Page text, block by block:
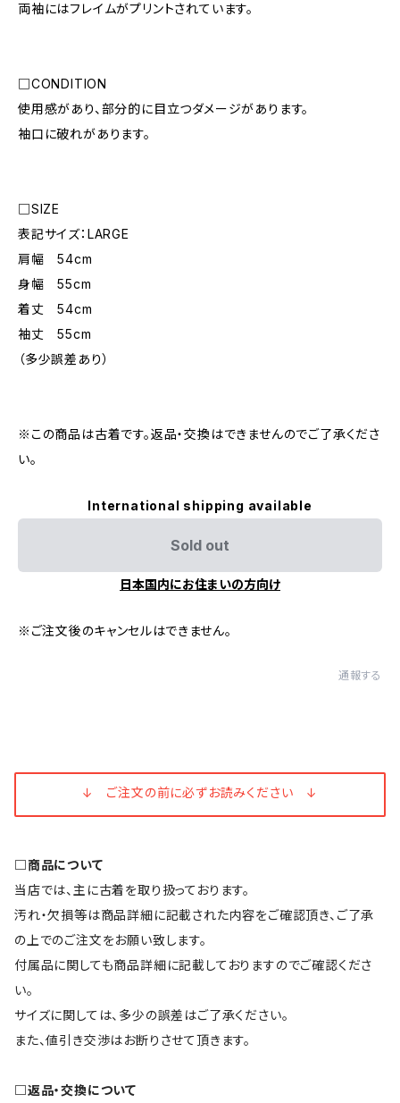
両袖にはフレイムがプリントされています。
□CONDITION
使用感があり、部分的に目立つダメージがあります。
袖口に破れがあります。
□SIZE
表記サイズ：LARGE
肩幅 54cm
身幅 55cm
着丈 54cm
袖丈 55cm
（多少誤差あり）
※この商品は古着です。返品・交換はできませんのでご了承くださ
い。
International shipping available
Sold out
日本国内にお住まいの方向け
※ご注文後のキャンセルはできません。
通報する
↓ ご注文の前に必ずお読みください ↓
□商品について
当店では、主に古着を取り扱っております。
汚れ・欠損等は商品詳細に記載された内容をご確認頂き、ご了承
の上でのご注文をお願い致します。
付属品に関しても商品詳細に記載しておりますのでご確認くださ
い。
サイズに関しては、多少の誤差はご了承ください。
また、値引き交渉はお断りさせて頂きます。
□返品・交換について